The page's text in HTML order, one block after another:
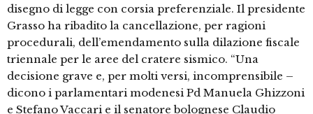
disegno di legge con corsia preferenziale. Il presidente
Grasso ha ribadito la cancellazione, per ragioni
procedurali, dell’emendamento sulla dilazione fiscale
triennale per le aree del cratere sismico. “Una
decisione grave e, per molti versi, incomprensibile –
dicono i parlamentari modenesi Pd Manuela Ghizzoni
e Stefano Vaccari e il senatore bolognese Claudio